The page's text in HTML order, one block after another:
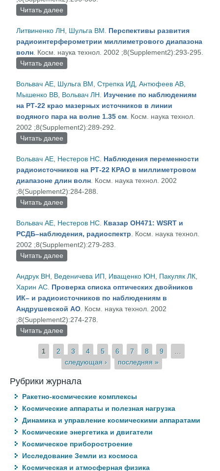
Читать далее
Литвиненко ЛН
Шульга ВМ
Перспективы развития
радиоинтерферометрии миллиметрового диапазона
волн . Косм. наука технол. 2002 ;8(Supplement2):293-295.
Читать далее
диапазона волн
Вольвач АЕ Шульга ВМ ,Стрепка ИД ,Антюфеев АВ
Мышенко ВВ Вольвач ЛН
Изучение по наблюдениям
на РТ-22 крао мазерных источников в линии
водяного пара на волне 1.35 см . Косм. наука технол.
2002 ;8(Supplement2):289-292.
Читать далее
волне 1.35 см
Вольвач АЕ Нестеров НС Наблюдения переменности
радиоисточников на РТ-22 КРАО в миллиметровом
диапазоне длин волн . Косм. наука технол. 2002
;8(Supplement2):284-288.
Читать далее
длин волн
Вольвач АЕ Нестеров НС Квазар ОН471: WSRT и
РСДБ–наблюдения, радиоспектр . Косм. наука технол.
2002 ;8(Supplement2):279-283.
Читать далее
Андрук ВН
Веденичева ИП Иващенко ЮН Пакуляк ЛК
Харин АС Проверка списка оптических двойников
ИК– и радиоисточников по наблюдениям в
Андрушевской АО . Косм. наука технол. 2002
;8(Supplement2):274-278.
Читать далее
Андрушевской АО
Страницы
1 2 3 4 5 6 7 8 9
следующая ›
последняя »
Рубрики журнала
Ракетно-космические комплексы
Космические аппараты и полезная нагрузка
Динамика и управление космическими аппаратами
Космические энергетика и двигатели
Космическое приборостроение
Исследование Земли из космоса
Космическая и атмосферная физика